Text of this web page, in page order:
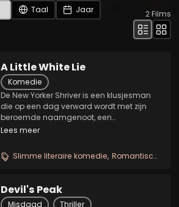
Taal
Jaar
2Films
A Little White Lie
Komedie
De New Yorker Shriver is een klusjesman
die op een dag verward wordt met zijn
beroemde naamgenoot, een
teruggetrokken schrijver. Shriver gaat
auteursfestival waar hij een toespraak zal
houden en waar hij...
Lees meer
Slimme literaire komedie Romantische identiteitsverwarring
Devil's Peak
Misdaad
Thriller